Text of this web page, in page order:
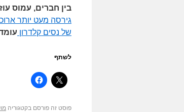
בין חברים, עמוס עוז,
גירסה מעט יותר
של נסים קלדרון
לשתף
פוסט זה פורסם בקטגוריה